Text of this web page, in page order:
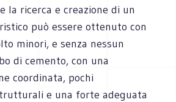
la ricerca e creazione di un
può essere ottenuto con
minori, e senza nessun
di cemento, con una
coordinata, pochi
e una forte adeguata